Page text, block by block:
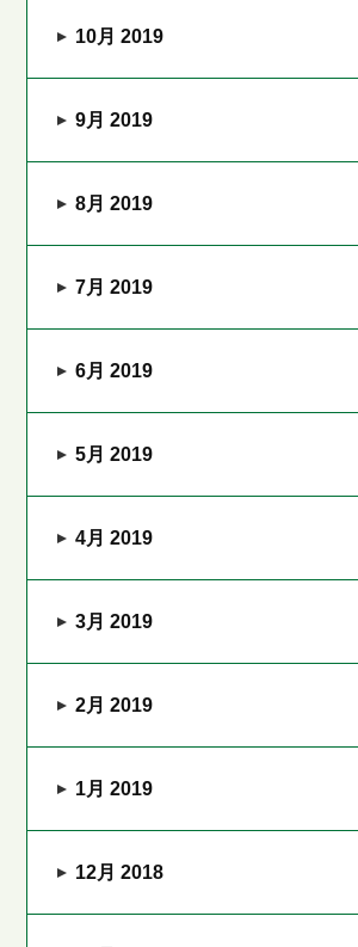
10月 2019
9月 2019
8月 2019
7月 2019
6月 2019
5月 2019
4月 2019
3月 2019
2月 2019
1月 2019
12月 2018